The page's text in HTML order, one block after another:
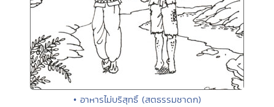
• อาหารไม่บริสุทธิ์ (สตธรรมชาดก)